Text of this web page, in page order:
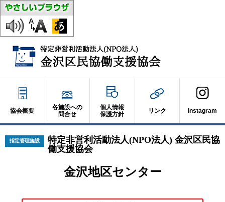
協会概要
各施設への
問合せ
個人情報
保護方針
リンク Instagram
特定非営利活動法人(NPO法人) 金沢区民協
働支援協会
指定管理施設
金沢地区センター